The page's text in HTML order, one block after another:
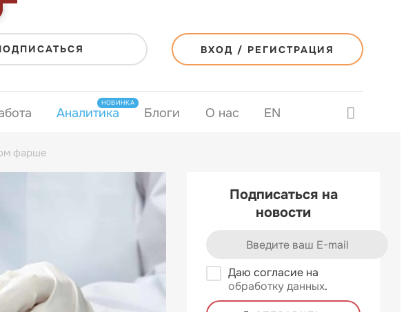
ВХОД / РЕГИСТРАЦИЯ
Аналитика
НОВИНКА
Блоги О нас EN
фарше
Подписаться на
новости
Даю согласие на
обработку данных.